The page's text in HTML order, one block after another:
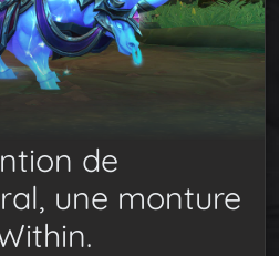
de
une monture